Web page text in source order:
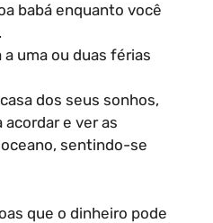
babá enquanto você
uma ou duas férias
dos seus sonhos,
e ver as
sentindo-se
que o dinheiro pode